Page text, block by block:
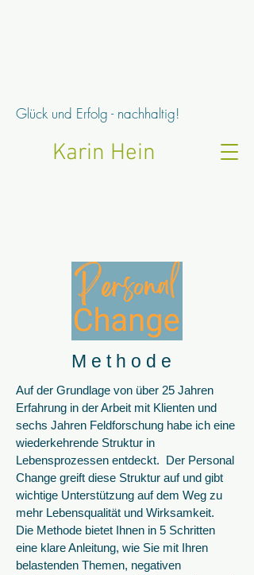
Glück und Erfolg - nachhaltig!
Karin Hein
M e t h o d e
Auf der Grundlage von über 25 Jahren
Erfahrung in der Arbeit mit Klienten und
sechs Jahren Feldforschung habe ich eine
wiederkehrende Struktur in
Lebensprozessen entdeckt. Der Personal
Change greift diese Struktur auf und gibt
wichtige Unterstützung auf dem Weg zu
mehr Lebensqualität und Wirksamkeit.
Die Methode bietet Ihnen in 5 Schritten
eine klare Anleitung, wie Sie mit Ihren
belastenden Themen, negativen